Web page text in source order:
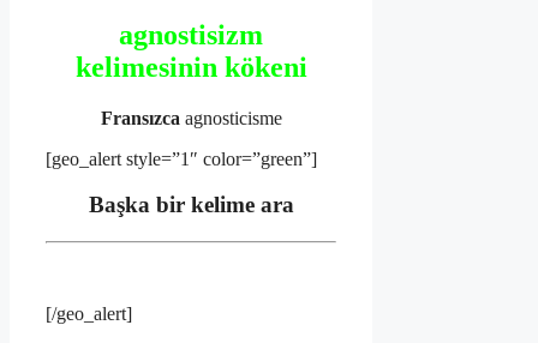
agnostisizm
kelimesinin kökeni
Fransızca agnosticisme
[geo_alert style=”1″ color=”green”]
Başka bir kelime ara
[/geo_alert]